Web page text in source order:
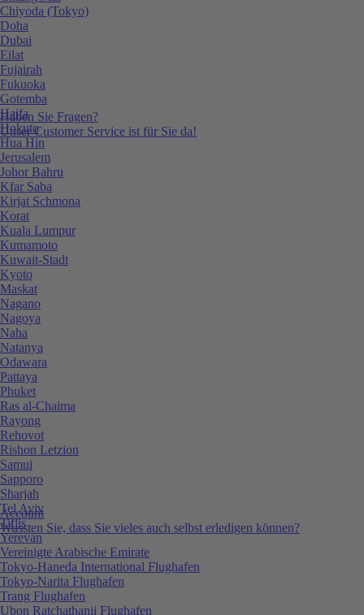
Haben Sie Fragen?
Unser Customer Service ist für Sie da!
Account
Wussten Sie, dass Sie vieles auch selbst erledigen können?
Chiyoda (Tokyo)
Doha
Dubai
Eilat
Fujairah
Fukuoka
Gotemba
Haifa
Hokuto
Hua Hin
Jerusalem
Johor Bahru
Kfar Saba
Kirjat Schmona
Korat
Kuala Lumpur
Kumamoto
Kuwait-Stadt
Kyoto
Maskat
Nagano
Nagoya
Naha
Natanya
Odawara
Pattaya
Phuket
Ras al-Chaima
Rayong
Rehovot
Rishon Letzion
Samui
Sapporo
Sharjah
Tel Aviv
Tiflis
Yerevan
Vereinigte Arabische Emirate
Tokyo-Haneda International Flughafen
Tokyo-Narita Flughafen
Trang Flughafen
Ubon Ratchathanii Flughafen